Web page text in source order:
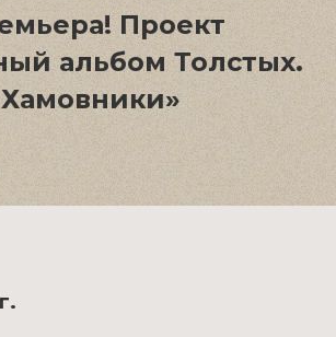
Проект
альбом Толстых.
Хамовники»